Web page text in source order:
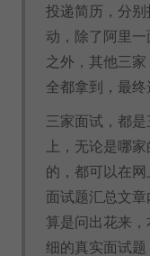
投递简历，分
动，除了阿里
之外，其他三
全都拿到，最终
三家面试，都
上，无论是哪
的，都可以在
面试题汇总文
算是问出花来
细的真实面试